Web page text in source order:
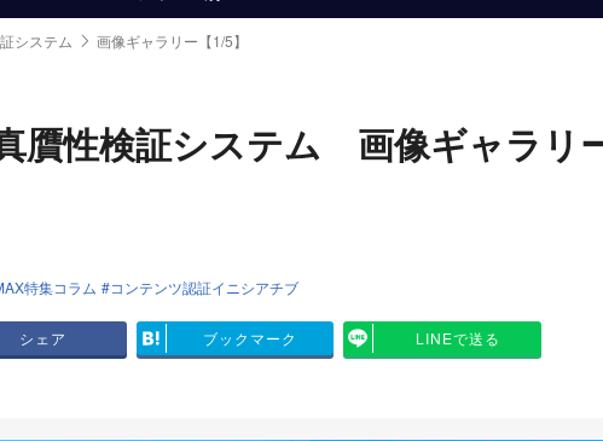
システム 画像ギャラリー【1/5】
贋性検証システム 画像ギャラリ
特集コラム コンテンツ認証イニシアチブ
シェア ブックマーク LINEで送る